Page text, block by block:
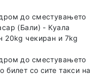
до сместувањето
(Бали) - Куала
20kg чекиран и 7kg
до сместувањето
билет со сите такси на